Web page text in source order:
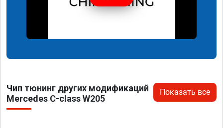
Чип тюнинг других модификаций
Mercedes C-class W205
Показать все